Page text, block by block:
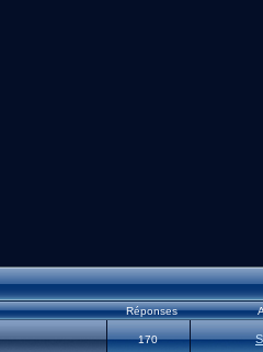
Réponses
170